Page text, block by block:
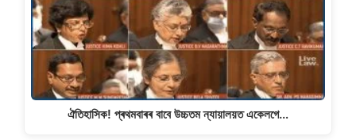
ঐতিহাসিক! প্ৰথমবাৰৰ বাবে উচ্চতম ন্যায়ালয়ত একেলগে…